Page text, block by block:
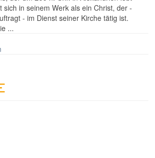
sich in seinem Werk als ein Christ, der -
- im Dienst seiner Kirche tätig ist.
...